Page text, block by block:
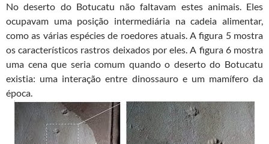
No deserto do Botucatu não faltavam estes animais. Eles
ocupavam uma posição intermediária na cadeia alimentar,
como as várias espécies de roedores atuais. A figura 5 mostra
os característicos rastros deixados por eles. A figura 6 mostra
uma cena que seria comum quando o deserto do Botucatu
existia: uma interação entre dinossauro e um mamífero da
época.